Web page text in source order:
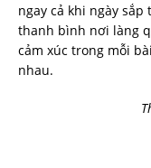
ngay cả khi ngày
thanh bình nơi làng
cảm xúc trong mỗi
nhau.